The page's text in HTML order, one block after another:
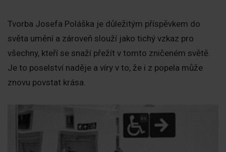
Tvorba Josefa Poláška je důležitým příspěvkem do
světa umění a zároveň slouží jako tichý vzkaz pro
všechny, kteří se snaží přežít v tomto zničeném světě.
Je to poselství naděje a víry v to, že i z popela může
znovu povstat krása.